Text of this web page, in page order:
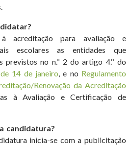
à acreditação para avaliação e
escolares as entidades que
previstos no n.º 2 do artigo 4.º do
14 de janeiro , e no Regulamento
Renovação da Acreditação
à Avaliação e Certificação de
candidatura?
inicia-se com a publicitação